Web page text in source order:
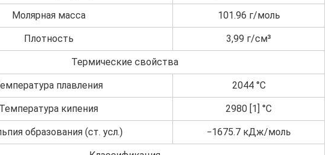
Молярная масса 101.96 г/моль
Плотность 3,99 г/см³
Термические свойства
плавления 2044 °C
Температура кипения 2980 [1] °C
образования (ст. усл.) −1675.7 кДж/моль